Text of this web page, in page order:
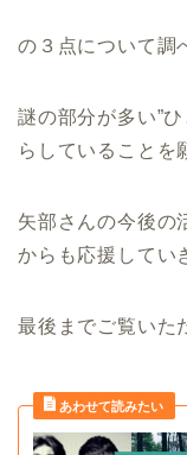
の３点について調
謎の部分が多い”
らしていることを
矢部さんの今後の
からも応援してい
最後までご覧いた